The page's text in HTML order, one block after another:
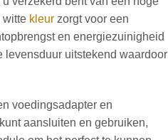
witte kleur zorgt voor een
en energiezuinigheid
levensduur uitstekend waardoor
voedingsadapter en
aansluiten en gebruiken,